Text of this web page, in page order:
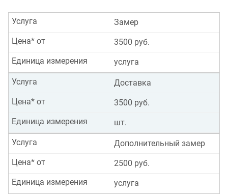
Замер
Услуга
3500 руб.
Цена* от
услуга
Единица измерения
Доставка
Услуга
3500 руб.
Цена* от
шт.
Единица измерения
Дополнительный замер
Услуга
2500 руб.
Цена* от
услуга
Единица измерения